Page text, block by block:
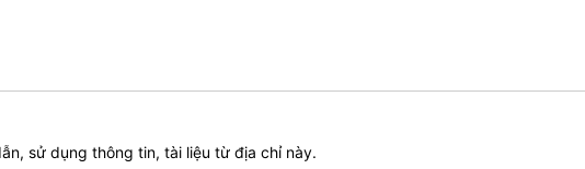
sử dụng thông tin, tài liệu từ địa chỉ này.